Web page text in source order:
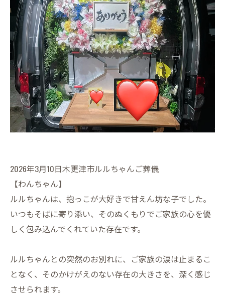
2026年3月10日木更津市ルルちゃんご葬儀
【わんちゃん】
ルルちゃんは、抱っこが大好きで甘えん坊な子でした。
いつもそばに寄り添い、そのぬくもりでご家族の心を優
しく包み込んでくれていた存在です。
ルルちゃんとの突然のお別れに、ご家族の涙は止まるこ
となく、そのかけがえのない存在の大きさを、深く感じ
させられます。